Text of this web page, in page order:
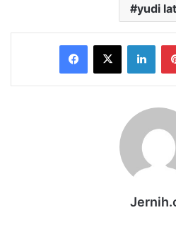
yudi
Facebook
X